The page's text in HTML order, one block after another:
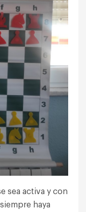
sea activa y con
haya